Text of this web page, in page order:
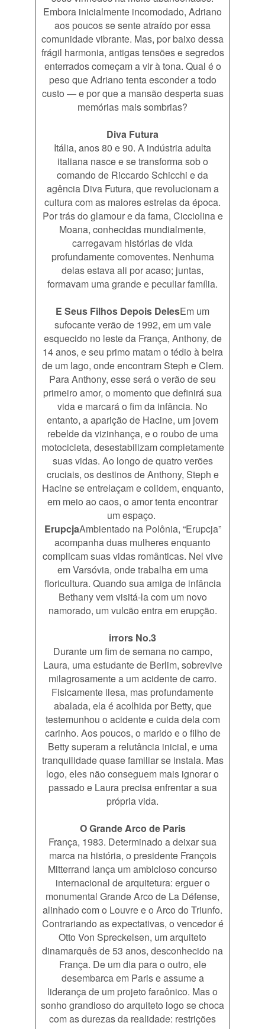
Embora inicialmente incomodado, Adriano
aos poucos se sente atraído por essa
comunidade vibrante. Mas, por baixo dessa
frágil harmonia, antigas tensões e segredos
enterrados começam a vir à tona. Qual é o
peso que Adriano tenta esconder a todo
custo — e por que a mansão desperta suas
memórias mais sombrias?
Diva Futura
Itália, anos 80 e 90. A indústria adulta
italiana nasce e se transforma sob o
comando de Riccardo Schicchi e da
agência Diva Futura, que revolucionam a
cultura com as maiores estrelas da época.
Por trás do glamour e da fama, Cicciolina e
Moana, conhecidas mundialmente,
carregavam histórias de vida
profundamente comoventes. Nenhuma
delas estava ali por acaso; juntas,
formavam uma grande e peculiar família.
E Seus Filhos Depois DelesEm um
sufocante verão de 1992, em um vale
esquecido no leste da França, Anthony, de
14 anos, e seu primo matam o tédio à beira
de um lago, onde encontram Steph e Clem.
Para Anthony, esse será o verão de seu
primeiro amor, o momento que definirá sua
vida e marcará o fim da infância. No
entanto, a aparição de Hacine, um jovem
rebelde da vizinhança, e o roubo de uma
motocicleta, desestabilizam completamente
suas vidas. Ao longo de quatro verões
cruciais, os destinos de Anthony, Steph e
Hacine se entrelaçam e colidem, enquanto,
em meio ao caos, o amor tenta encontrar
um espaço.
ErupcjaAmbientado na Polônia, “Erupcja”
acompanha duas mulheres enquanto
complicam suas vidas românticas. Nel vive
em Varsóvia, onde trabalha em uma
floricultura. Quando sua amiga de infância
Bethany vem visitá-la com um novo
namorado, um vulcão entra em erupção.
irrors No.3
Durante um fim de semana no campo,
Laura, uma estudante de Berlim, sobrevive
milagrosamente a um acidente de carro.
Fisicamente ilesa, mas profundamente
abalada, ela é acolhida por Betty, que
testemunhou o acidente e cuida dela com
carinho. Aos poucos, o marido e o filho de
Betty superam a relutância inicial, e uma
tranquilidade quase familiar se instala. Mas
logo, eles não conseguem mais ignorar o
passado e Laura precisa enfrentar a sua
própria vida.
O Grande Arco de Paris
França, 1983. Determinado a deixar sua
marca na história, o presidente François
Mitterrand lança um ambicioso concurso
internacional de arquitetura: erguer o
monumental Grande Arco de La Défense,
alinhado com o Louvre e o Arco do Triunfo.
Contrariando as expectativas, o vencedor é
Otto Von Spreckelsen, um arquiteto
dinamarquês de 53 anos, desconhecido na
França. De um dia para o outro, ele
desembarca em Paris e assume a
liderança de um projeto faraônico. Mas o
sonho grandioso do arquiteto logo se choca
com as durezas da realidade: restrições